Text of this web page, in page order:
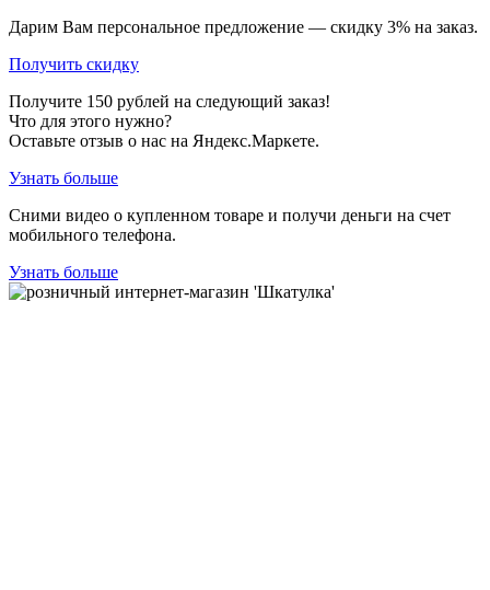
Дарим Вам персональное предложение — скидку 3% на заказ.
Получить скидку
Получите 150 рублей на следующий заказ!
Что для этого нужно?
Оставьте отзыв о нас на Яндекс.Маркете.
Узнать больше
Сними видео о купленном товаре и получи деньги на счет
мобильного телефона.
Узнать больше